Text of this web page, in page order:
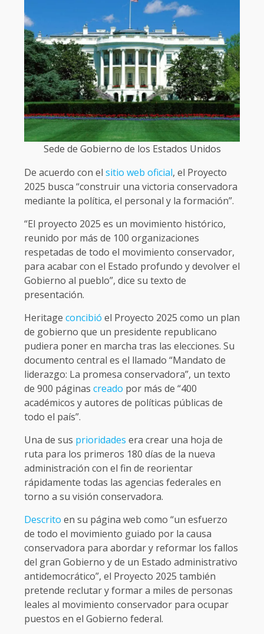
Sede de Gobierno de los Estados Unidos
De acuerdo con el sitio web oficial, el Proyecto
2025 busca “construir una victoria conservadora
mediante la política, el personal y la formación”.
“El proyecto 2025 es un movimiento histórico,
reunido por más de 100 organizaciones
respetadas de todo el movimiento conservador,
para acabar con el Estado profundo y devolver el
Gobierno al pueblo”, dice su texto de
presentación.
Heritage concibió el Proyecto 2025 como un plan
de gobierno que un presidente republicano
pudiera poner en marcha tras las elecciones. Su
documento central es el llamado “Mandato de
liderazgo: La promesa conservadora”, un texto
de 900 páginas creado por más de “400
académicos y autores de políticas públicas de
todo el país”.
Una de sus prioridades era crear una hoja de
ruta para los primeros 180 días de la nueva
administración con el fin de reorientar
rápidamente todas las agencias federales en
torno a su visión conservadora.
Descrito en su página web como “un esfuerzo
de todo el movimiento guiado por la causa
conservadora para abordar y reformar los fallos
del gran Gobierno y de un Estado administrativo
antidemocrático”, el Proyecto 2025 también
pretende reclutar y formar a miles de personas
leales al movimiento conservador para ocupar
puestos en el Gobierno federal.